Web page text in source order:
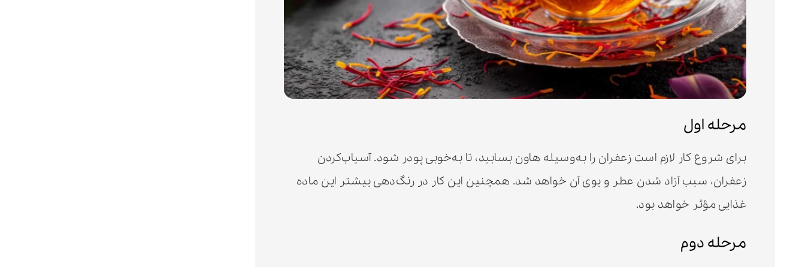
مرحله اول
برای شروع کار لازم است زعفران را به‌وسیله هاون بسابید، تا به‌خوبی پودر شود. آسیاب‌کردن
زعفران، سبب آزاد شدن عطر و بوی آن خواهد شد. همچنین این کار در رنگ‌دهی بیشتر این ماده
غذایی مؤثر خواهد بود.
مرحله دوم